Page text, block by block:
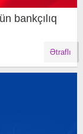
bankçılıq
Ətraflı